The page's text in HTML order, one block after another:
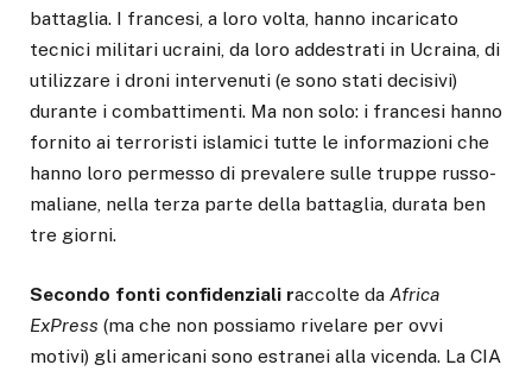
battaglia. I francesi, a loro volta, hanno incaricato
tecnici militari ucraini, da loro addestrati in Ucraina, di
utilizzare i droni intervenuti (e sono stati decisivi)
durante i combattimenti. Ma non solo: i francesi hanno
fornito ai terroristi islamici tutte le informazioni che
hanno loro permesso di prevalere sulle truppe russo-
maliane, nella terza parte della battaglia, durata ben
tre giorni.
Secondo fonti confidenziali raccolte da Africa
ExPress (ma che non possiamo rivelare per ovvi
motivi) gli americani sono estranei alla vicenda. La CIA